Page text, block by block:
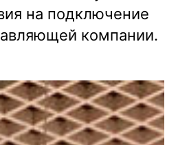
на подключение
компании.